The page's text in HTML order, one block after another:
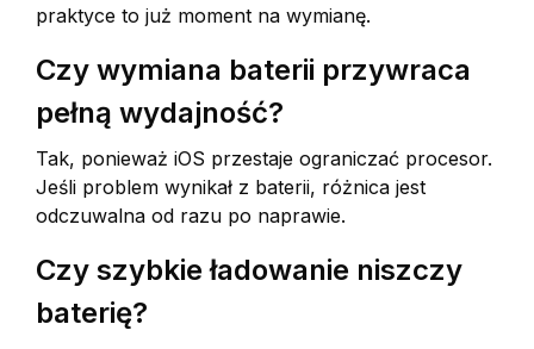
praktyce to już moment na wymianę.
Czy wymiana baterii przywraca
pełną wydajność?
Tak, ponieważ iOS przestaje ograniczać procesor.
Jeśli problem wynikał z baterii, różnica jest
odczuwalna od razu po naprawie.
Czy szybkie ładowanie niszczy
baterię?